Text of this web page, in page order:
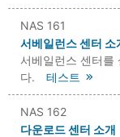
NAS 161
서베일런스 센터 소
서베일런스 센터를
다.
테스트
NAS 162
다운로드 센터 소개